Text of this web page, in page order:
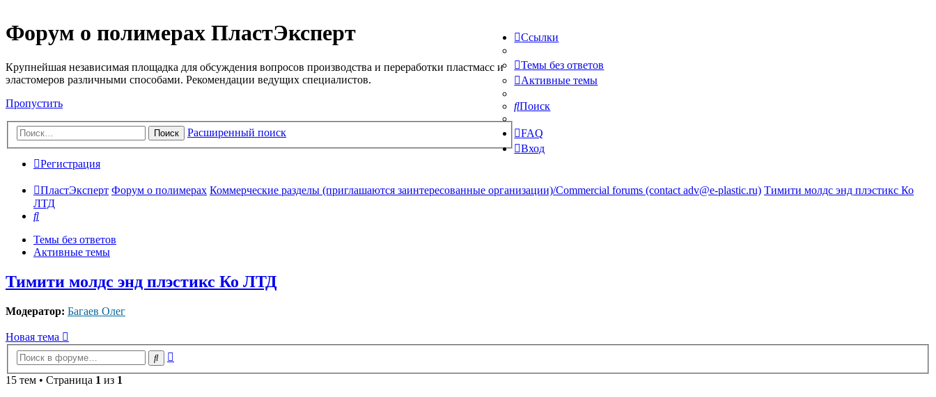
Форум о полимерах ПластЭксперт
Крупнейшая независимая площадка для обсуждения вопросов производства и переработки пластмасс и
эластомеров различными способами. Рекомендации ведущих специалистов.
Пропустить
Поиск Расширенный поиск
Ссылки
Темы без ответов
Активные темы
Поиск
FAQ
Вход
Регистрация
ПластЭксперт Форум о полимерах Коммерческие разделы (приглашаются заинтересованные организации)/Commercial forums (contact adv@e-plastic.ru) Тимити молдс энд плэстикс Ко
ЛТД
Поиск
Темы без ответов
Активные темы
Тимити молдс энд плэстикс Ко ЛТД
Модератор: Багаев Олег
Новая тема
Поиск
15 тем • Страница 1 из 1